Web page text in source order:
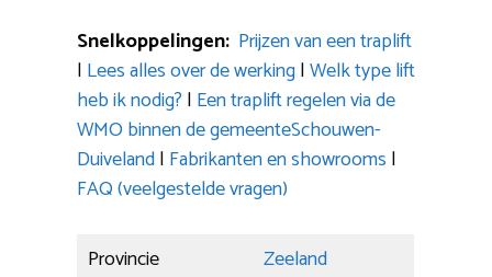
Snelkoppelingen: Prijzen van een traplift
| Lees alles over de werking|Welk type lift
heb ik nodig? | Een traplift regelen via de
WMO binnen de gemeenteSchouwen-
Duiveland| Fabrikanten en showrooms |
FAQ (veelgestelde vragen)
Provincie
Zeeland